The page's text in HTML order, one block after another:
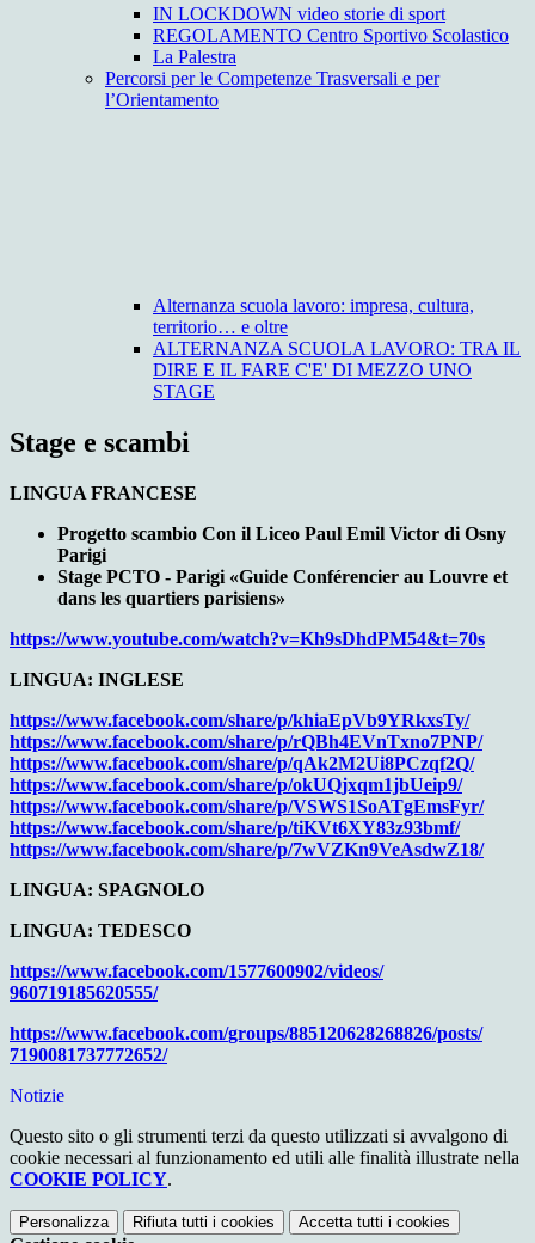
IN LOCKDOWN video storie di sport
REGOLAMENTO Centro Sportivo Scolastico
La Palestra
Percorsi per le Competenze Trasversali e per
l’Orientamento
Alternanza scuola lavoro: impresa, cultura,
territorio… e oltre
ALTERNANZA SCUOLA LAVORO: TRA IL
DIRE E IL FARE C'E' DI MEZZO UNO
STAGE
Stage e scambi
LINGUA FRANCESE
Progetto scambio Con il Liceo Paul Emil Victor di Osny
Parigi
Stage PCTO - Parigi «Guide Conférencier au Louvre et
dans les quartiers parisiens»
https://www.youtube.com/watch?v=Kh9sDhdPM54&t=70s
LINGUA: INGLESE
https://www.facebook.com/share/p/khiaEpVb9YRkxsTy/
https://www.facebook.com/share/p/rQBh4EVnTxno7PNP/
https://www.facebook.com/share/p/qAk2M2Ui8PCzqf2Q/
https://www.facebook.com/share/p/okUQjxqm1jbUeip9/
https://www.facebook.com/share/p/VSWS1SoATgEmsFyr/
https://www.facebook.com/share/p/tiKVt6XY83z93bmf/
https://www.facebook.com/share/p/7wVZKn9VeAsdwZ18/
LINGUA: SPAGNOLO
LINGUA: TEDESCO
https://www.facebook.com/1577600902/videos/
960719185620555/
https://www.facebook.com/groups/885120628268826/posts/
7190081737772652/
Notizie
Questo sito o gli strumenti terzi da questo utilizzati si avvalgono di
cookie necessari al funzionamento ed utili alle finalità illustrate nella
COOKIE POLICY.
Personalizza Rifiuta tutti i cookies Accetta tutti i cookies